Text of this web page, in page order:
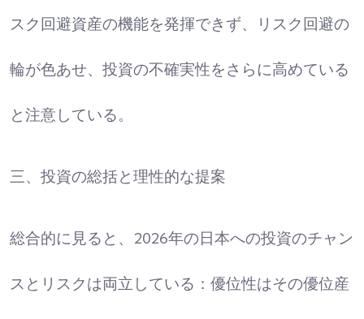
スク回避資産の機能を発揮できず、リスク回避の
輪が色あせ、投資の不確実性をさらに高めている
と注意している。
三、投資の総括と理性的な提案
総合的に見ると、2026年の日本への投資のチャン
スとリスクは両立している：優位性はその優位産